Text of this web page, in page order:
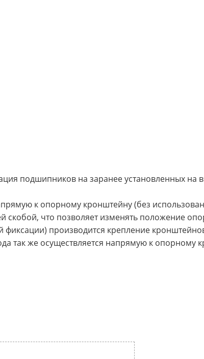
подшипников на заранее установленных на
к опорному кронштейну (без
что позволяет изменять положение
производится крепление
так же осуществляется напрямую к опорному